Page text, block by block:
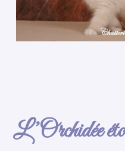
L’Orchidée